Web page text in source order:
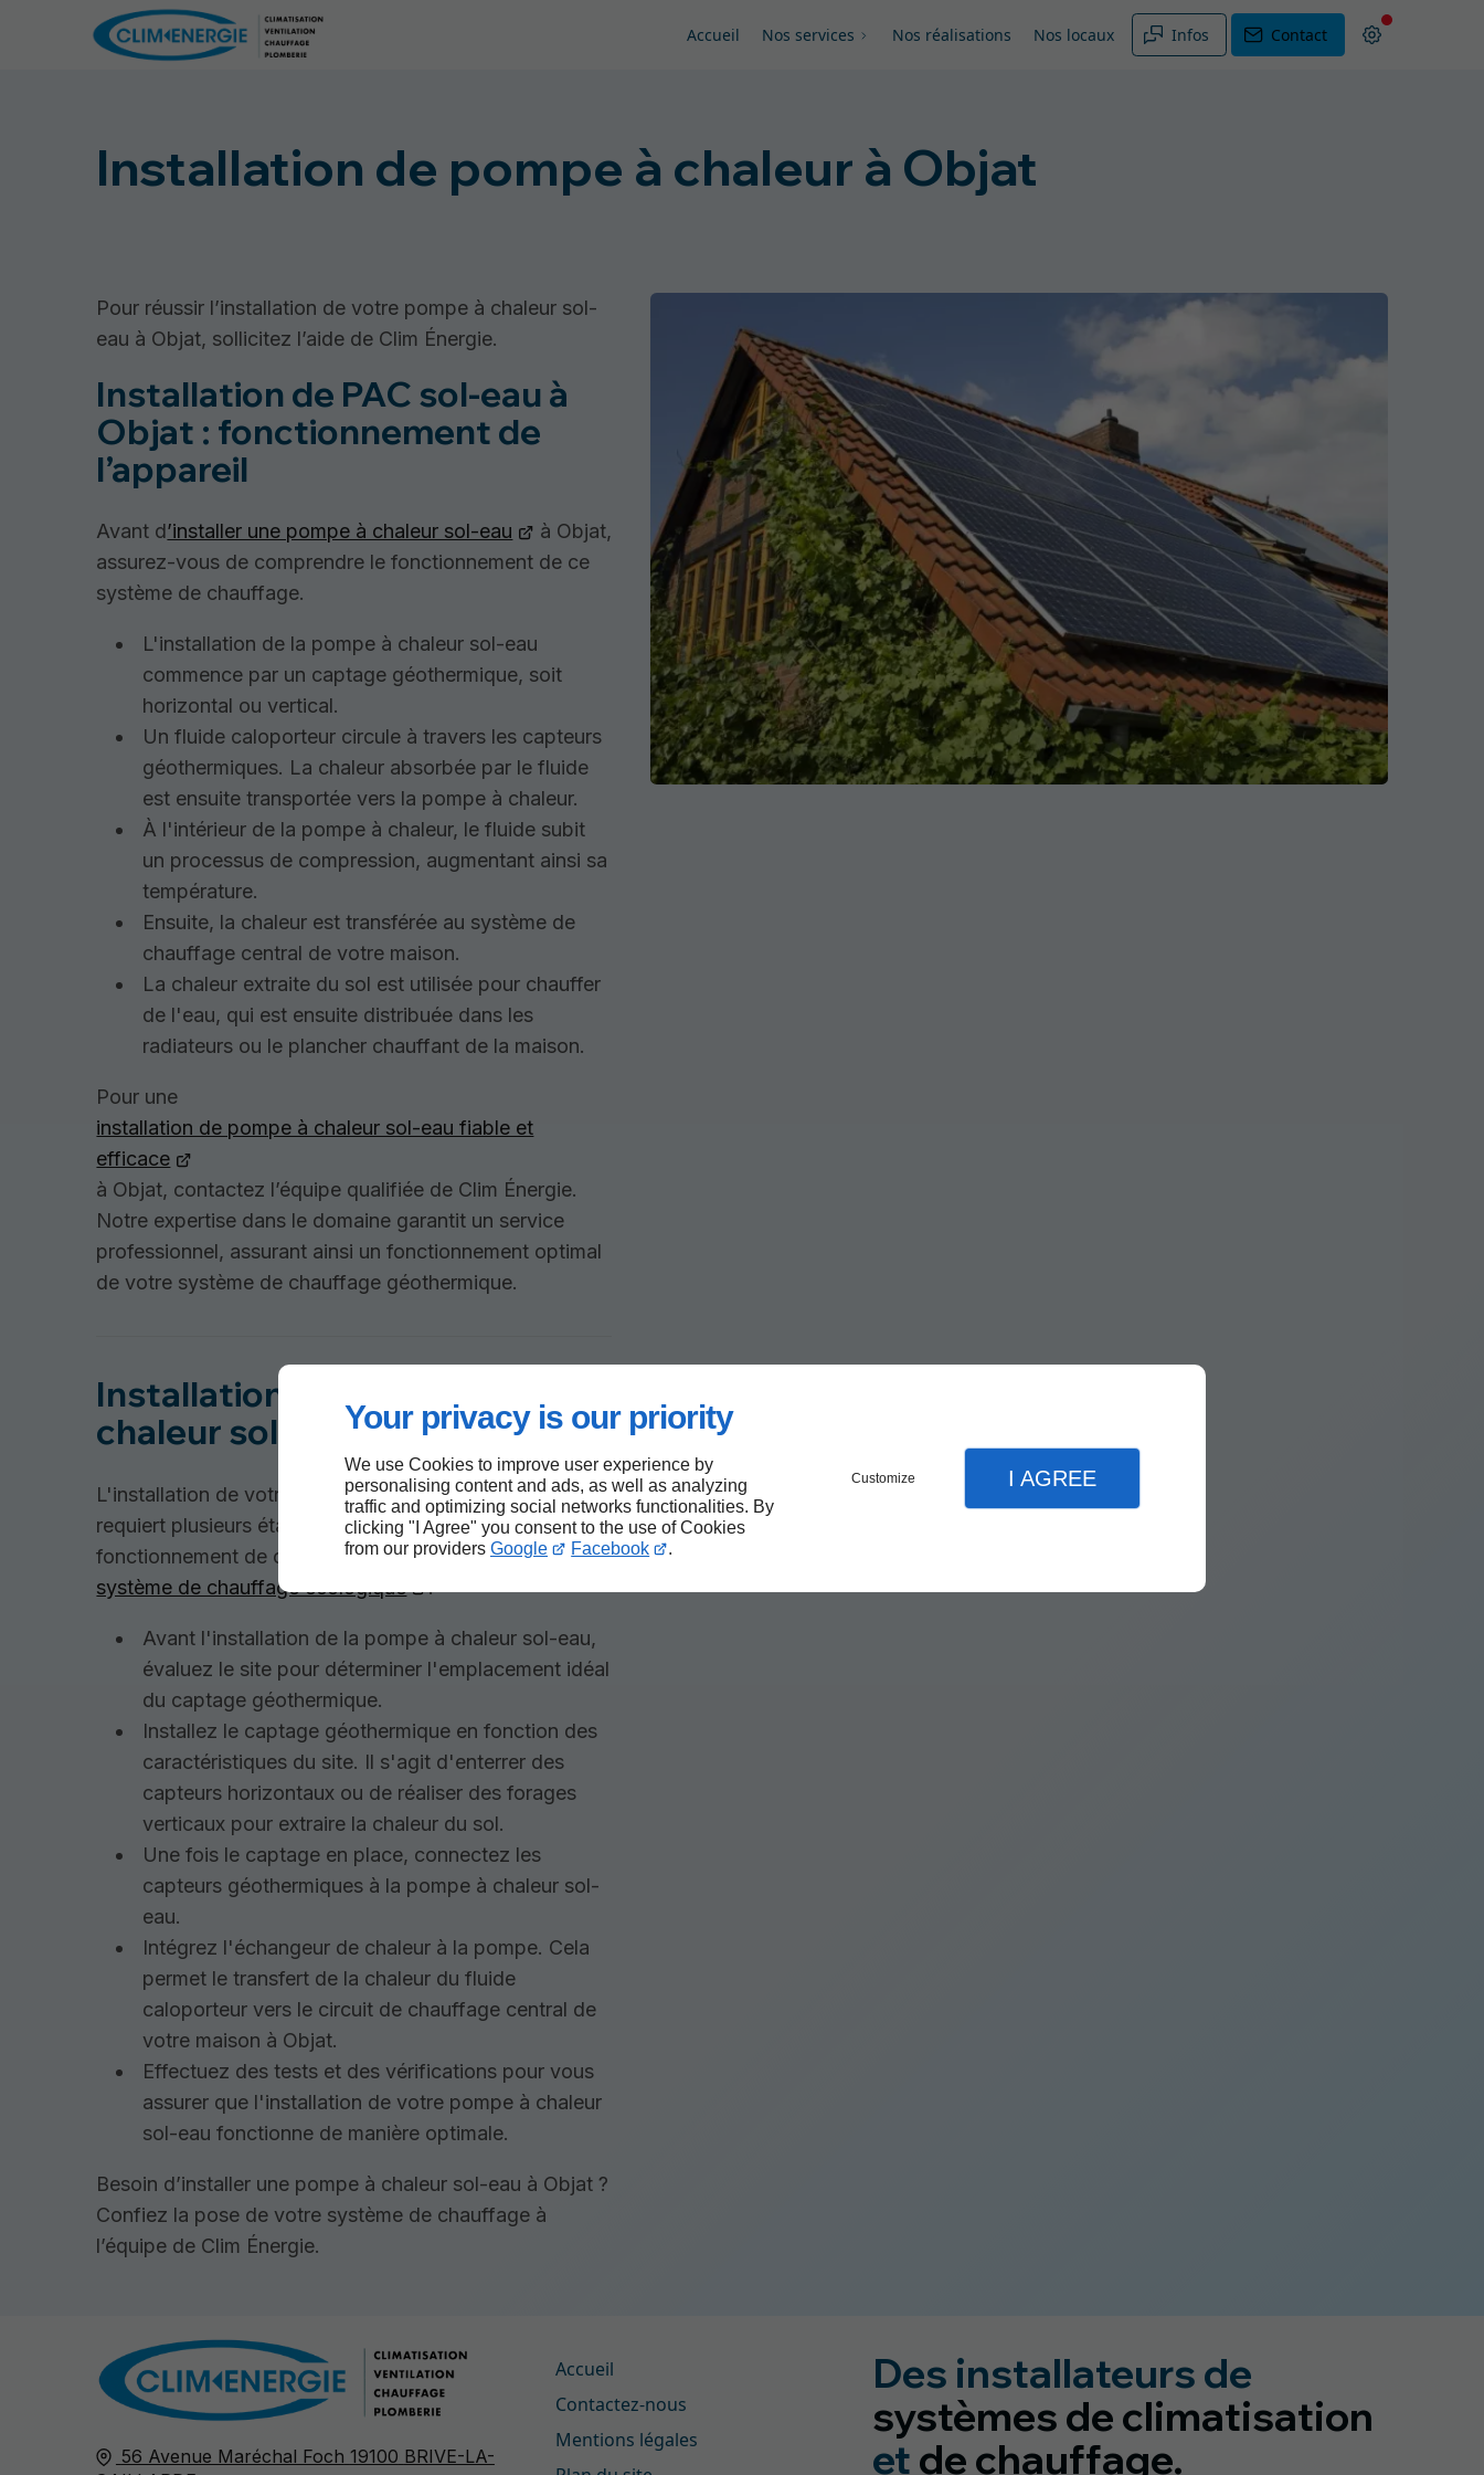
Your privacy is our priority
We use Cookies to improve user experience by
personalising content and ads, as well as analyzing
traffic and optimizing social networks functionalities. By
clicking "I Agree" you consent to the use of Cookies
from our providers Google Facebook .
Customize I AGREE
Accueil Nos services Nos réalisations Nos locaux Infos Contact
Installation de pompe à chaleur à Objat
Pour réussir l’installation de votre pompe à chaleur sol-
eau à Objat, sollicitez l’aide de Clim Énergie.
Installation de PAC sol-eau à
Objat : fonctionnement de
l’appareil
Avant d’installer une pompe à chaleur sol-eau
à Objat,
assurez-vous de comprendre le fonctionnement de ce
système de chauffage.
L'installation de la pompe à chaleur sol-eau
commence par un captage géothermique, soit
horizontal ou vertical.
Un fluide caloporteur circule à travers les capteurs
géothermiques. La chaleur absorbée par le fluide
est ensuite transportée vers la pompe à chaleur.
À l'intérieur de la pompe à chaleur, le fluide subit
un processus de compression, augmentant ainsi sa
température.
Ensuite, la chaleur est transférée au système de
chauffage central de votre maison.
La chaleur extraite du sol est utilisée pour chauffer
de l'eau, qui est ensuite distribuée dans les
radiateurs ou le plancher chauffant de la maison.
Pour une
installation de pompe à chaleur sol-eau fiable et
efficace
à Objat, contactez l’équipe qualifiée de Clim Énergie.
Notre expertise dans le domaine garantit un service
professionnel, assurant ainsi un fonctionnement optimal
de votre système de chauffage géothermique.
Installation de votre pompe à
chaleur sol-eau à Objat
L'installation de votre pompe à chaleur sol-eau à Objat
requiert plusieurs étapes à suivre pour garantir le bon
fonctionnement de ce
système de chauffage écologique
.
Avant l'installation de la pompe à chaleur sol-eau,
évaluez le site pour déterminer l'emplacement idéal
du captage géothermique.
Installez le captage géothermique en fonction des
caractéristiques du site. Il s'agit d'enterrer des
capteurs horizontaux ou de réaliser des forages
verticaux pour extraire la chaleur du sol.
Une fois le captage en place, connectez les
capteurs géothermiques à la pompe à chaleur sol-
eau.
Intégrez l'échangeur de chaleur à la pompe. Cela
permet le transfert de la chaleur du fluide
caloporteur vers le circuit de chauffage central de
votre maison à Objat.
Effectuez des tests et des vérifications pour vous
assurer que l'installation de votre pompe à chaleur
sol-eau fonctionne de manière optimale.
Besoin d’installer une pompe à chaleur sol-eau à Objat ?
Confiez la pose de votre système de chauffage à
l’équipe de Clim Énergie.
56 Avenue Maréchal Foch 19100 BRIVE-LA-
Accueil
Contactez-nous
Mentions légales
Des installateurs de
systèmes de climatisation
et de chauffage.